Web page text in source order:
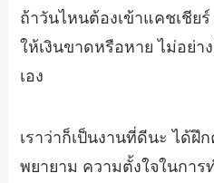
ถ้าวันไหนต้องเข้าแคชเชีย
ให้เงินขาดหรือหาย ไม่อย่า
เอง
เราว่าก็เป็นงานที่ดีนะ ได้ฝึ
พยายาม ความตั้งใจในกา